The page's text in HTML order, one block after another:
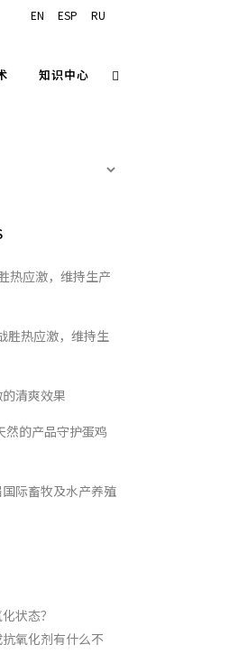
EN ESP RU
知识中心
热应激，维持生产
胜热应激，维持生
清爽效果
然的产品守护蛋鸡
际畜牧及水产养殖
状态？
氧化剂有什么不